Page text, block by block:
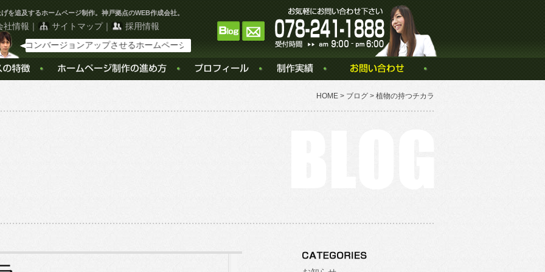
を追及するホームページ制作。神戸拠点のWEB作成会社。
社情報 ｜ サイトマップ｜
採用情報
ンバージョンアップさせるホームページ制作。神戸拠点のWEB作成会社。
HOME > ブログ > 植物の持つチカラ